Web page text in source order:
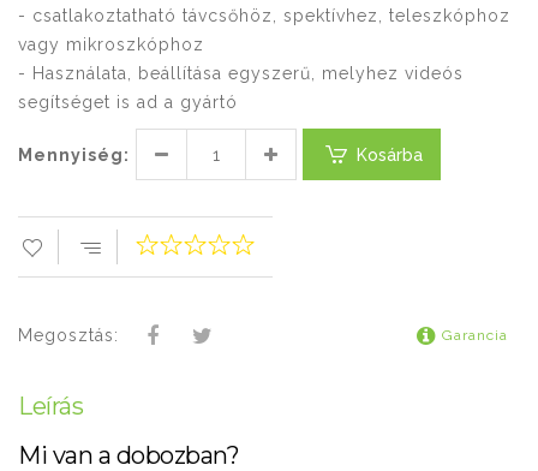
- csatlakoztatható távcsőhöz, spektívhez, teleszkóphoz
vagy mikroszkóphoz
- Használata, beállítása egyszerű, melyhez videós
segítséget is ad a gyártó
Mennyiség: Kosárba
Megosztás: Garancia
Leírás
Mi van a dobozban?